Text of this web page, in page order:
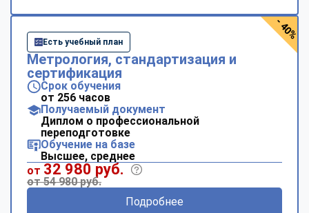
Есть учебный план
Метрология, стандартизация и
сертификация
Срок обучения
от 256 часов
Получаемый документ
Диплом о профессиональной
переподготовке
Обучение на базе
Высшее, среднее
от 32 980 руб.
от 54 980 руб.
Подробнее
- 40%